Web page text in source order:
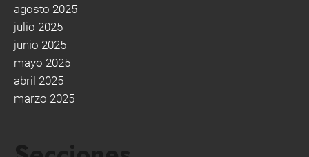
agosto 2025
julio 2025
junio 2025
mayo 2025
abril 2025
marzo 2025